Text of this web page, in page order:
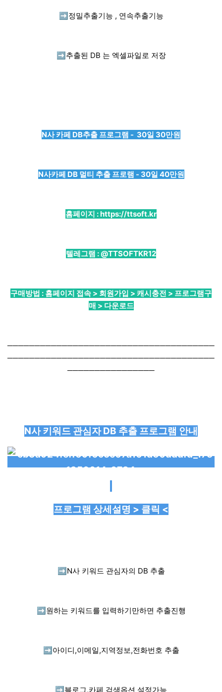
➡️ 정밀추출기능 , 연속추출기능
➡️ 추출된 DB 는 엑셀파일로 저장
N사 카페 DB추출 프로그램 - 30일 30만원
N사카페 DB 멀티 추출 프로램 - 30일 40만원
홈페이지 :https://ttsoft.kr
텔레그램 : @TTSOFTKR12
구매방법 : 홈페이지 접속 > 회원가입 > 캐시충전 > 프로그램구
매 > 다운로드
──────────────────────────────────────
──────────────────────────────────────
────────────────
N사 키워드 관심자 DB 추출 프로그램 안내
프로그램 상세설명 > 클릭 <
➡️ N사 키워드 관심자의 DB 추출
➡️ 원하는 키워드를 입력하기만하면 추출진행
➡️ 아이디,이메일,지역정보,전화번호 추출
➡️ 블로그,카페 검색옵션 설정가능